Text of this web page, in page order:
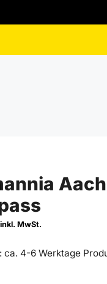
inkl. MwSt.
ca. 4-6 Werktage